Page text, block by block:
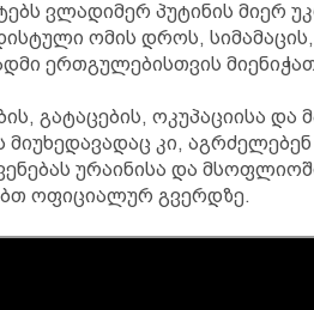
ვლადიმერ პუტინის მიერ
ომის დროს,
ერთგულებისთვის
გატაცების, ოკუპაციისა
მიუხედავადაც კი,
ურაინისა და
ოფიციალურ გვერდზე.